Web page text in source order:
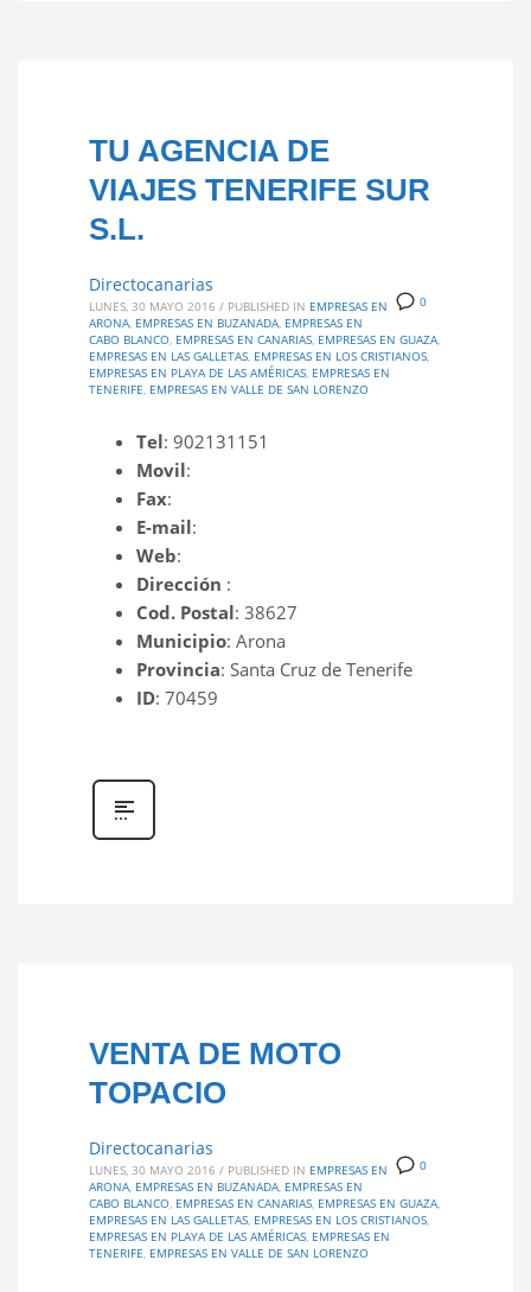
TU AGENCIA DE
VIAJES TENERIFE SUR
S.L.
0
Directocanarias
LUNES, 30 MAYO 2016 / PUBLISHED IN EMPRESAS EN
ARONA, EMPRESAS EN BUZANADA, EMPRESAS EN
CABO BLANCO, EMPRESAS EN CANARIAS, EMPRESAS EN GUAZA,
EMPRESAS EN LAS GALLETAS, EMPRESAS EN LOS CRISTIANOS,
EMPRESAS EN PLAYA DE LAS AMÉRICAS, EMPRESAS EN
TENERIFE, EMPRESAS EN VALLE DE SAN LORENZO
Tel: 902131151
Movil:
Fax:
E-mail:
Web:
Dirección :
Cod. Postal: 38627
Municipio: Arona
Provincia: Santa Cruz de Tenerife
ID: 70459
VENTA DE MOTO
TOPACIO
0
Directocanarias
LUNES, 30 MAYO 2016 / PUBLISHED IN EMPRESAS EN
ARONA, EMPRESAS EN BUZANADA, EMPRESAS EN
CABO BLANCO, EMPRESAS EN CANARIAS, EMPRESAS EN GUAZA,
EMPRESAS EN LAS GALLETAS, EMPRESAS EN LOS CRISTIANOS,
EMPRESAS EN PLAYA DE LAS AMÉRICAS, EMPRESAS EN
TENERIFE, EMPRESAS EN VALLE DE SAN LORENZO